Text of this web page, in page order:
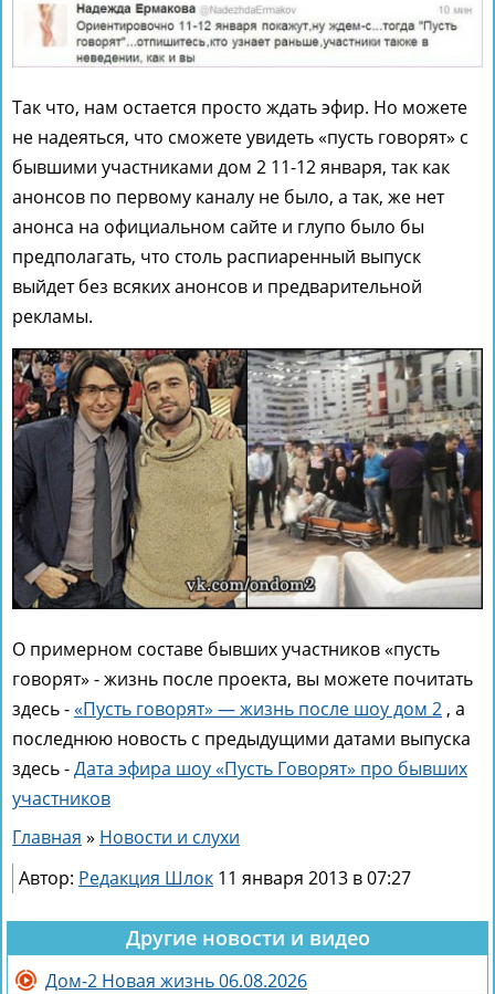
Так что, нам остается просто ждать эфир. Но можете
не надеяться, что сможете увидеть «пусть говорят» с
бывшими участниками дом 2 11-12 января, так как
анонсов по первому каналу не было, а так, же нет
анонса на официальном сайте и глупо было бы
предполагать, что столь распиаренный выпуск
выйдет без всяких анонсов и предварительной
рекламы.
О примерном составе бывших участников «пусть
говорят» - жизнь после проекта, вы можете почитать
здесь -«Пусть говорят» — жизнь после шоу дом 2 , а
последнюю новость с предыдущими датами выпуска
здесь -Дата эфира шоу «Пусть Говорят» про бывших
участников
Главная » Новости и слухи
Автор: Редакция Шлок 11 января 2013 в 07:27
Другие новости и видео
Дом-2 Новая жизнь 06.08.2026